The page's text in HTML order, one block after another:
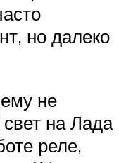
но далеко
не
на Лада
реле,